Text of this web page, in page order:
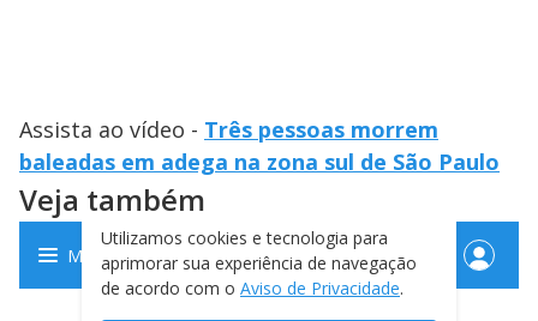
Assista ao vídeo - Três pessoas morrem
baleadas em adega na zona sul de São Paulo
Veja também